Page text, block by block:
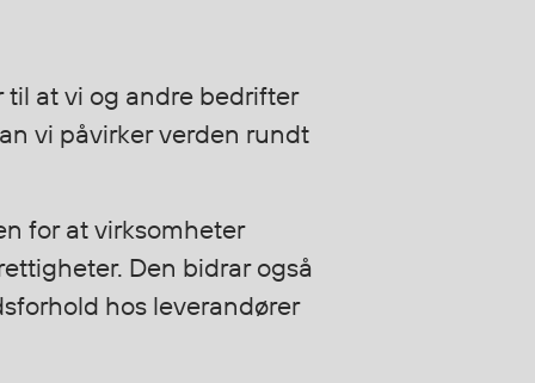
til at vi og andre bedrifter
vi påvirker verden rundt
for at virksomheter
Den bidrar også
hos leverandører